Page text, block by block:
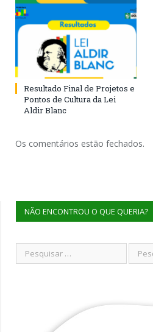
Resultado Final de Projetos e
Pontos de Cultura da Lei
Aldir Blanc
Os comentários estão fechados.
NÃO ENCONTROU O QUE QUERIA?